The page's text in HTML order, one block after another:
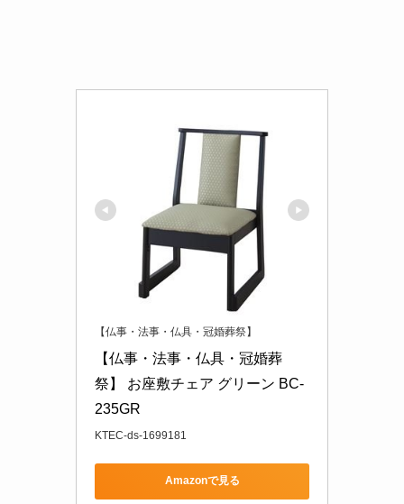
【仏事・法事・仏具・冠婚葬祭】
【仏事・法事・仏具・冠婚葬
祭】 お座敷チェア グリーン BC-
235GR
KTEC-ds-1699181
Amazonで見る